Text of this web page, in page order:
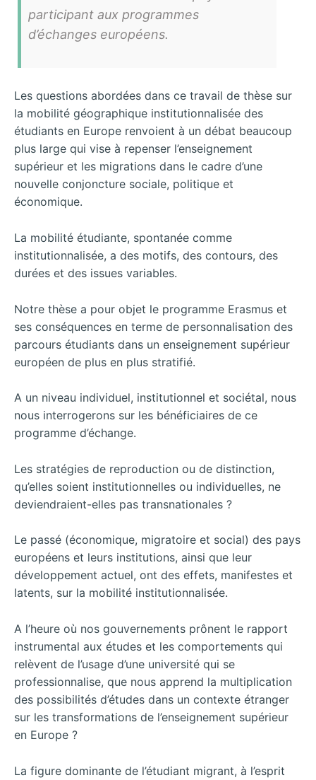
participant aux programmes
d’échanges européens.
Les questions abordées dans ce travail de thèse sur
la mobilité géographique institutionnalisée des
étudiants en Europe renvoient à un débat beaucoup
plus large qui vise à repenser l’enseignement
supérieur et les migrations dans le cadre d’une
nouvelle conjoncture sociale, politique et
économique.
La mobilité étudiante, spontanée comme
institutionnalisée, a des motifs, des contours, des
durées et des issues variables.
Notre thèse a pour objet le programme Erasmus et
ses conséquences en terme de personnalisation des
parcours étudiants dans un enseignement supérieur
européen de plus en plus stratifié.
A un niveau individuel, institutionnel et sociétal, nous
nous interrogerons sur les bénéficiaires de ce
programme d’échange.
Les stratégies de reproduction ou de distinction,
qu’elles soient institutionnelles ou individuelles, ne
deviendraient-elles pas transnationales ?
Le passé (économique, migratoire et social) des pays
européens et leurs institutions, ainsi que leur
développement actuel, ont des effets, manifestes et
latents, sur la mobilité institutionnalisée.
A l’heure où nos gouvernements prônent le rapport
instrumental aux études et les comportements qui
relèvent de l’usage d’une université qui se
professionnalise, que nous apprend la multiplication
des possibilités d’études dans un contexte étranger
sur les transformations de l’enseignement supérieur
en Europe ?
La figure dominante de l’étudiant migrant, à l’esprit